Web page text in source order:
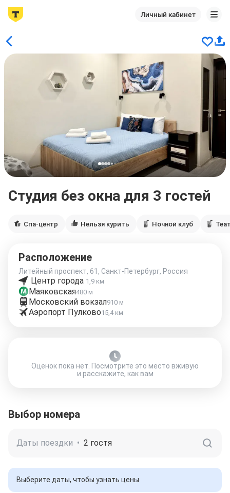
Личный кабинет
Студия без окна для 3 гостей
Спа-центр Нельзя курить Ночной клуб
Расположение
Литейный проспект, 61, Санкт-Петербург, Россия
Центр города 1,9 км
Маяковская480 м
Московский вокзал910 м
Аэропорт Пулково15,4 км
Оценок пока нет. Посмотрите это место вживую
и расскажите, как вам
Выбор номера
Даты поездки • 2 гостя
Выберите даты, чтобы узнать цены